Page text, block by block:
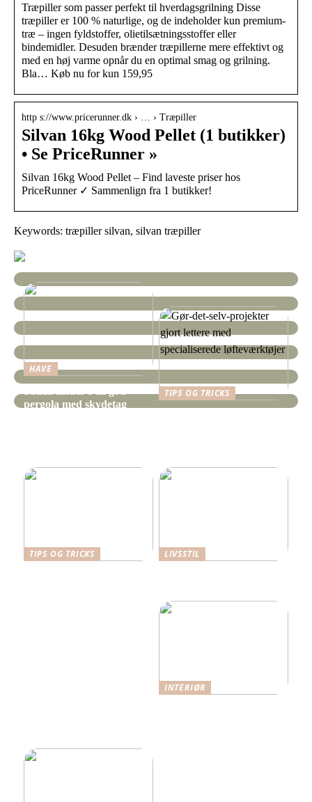
Træpiller som passer perfekt til hverdagsgrilning Disse
træpiller er 100 % naturlige, og de indeholder kun premium-
træ – ingen fyldstoffer, olietilsætningsstoffer eller
bindemidler. Desuden brænder træpillerne mere effektivt og
med en høj varme opnår du en optimal smag og grilning.
Bla… Køb nu for kun 159,95
http s://www.pricerunner.dk › … › Træpiller
Silvan 16kg Wood Pellet (1 butikker)
• Se PriceRunner »
Silvan 16kg Wood Pellet – Find laveste priser hos
PriceRunner ✓ Sammenlign fra 1 butikker!
Keywords: træpiller silvan, silvan træpiller
HAVE
pergola med skydetag
TIPS OG TRICKS
TIPS OG TRICKS
LIVSSTIL
INTERIØR